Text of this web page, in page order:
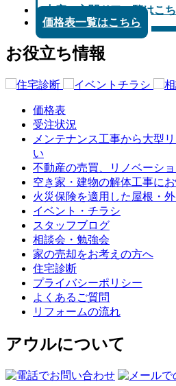
内窓・玄関ドア一覧はこ
価格表一覧はこちら
お役立ち情報
価格表
受注状況
メンテナンス工事から大型
い
不動産の売買、リノベーシ
空き家・建物の解体工事に
火災保険を適用した屋根・
イベント・チラシ
スタッフブログ
相談会・勉強会
家の売却をお考えの方へ
住宅診断
プライバシーポリシー
よくあるご質問
リフォームの流れ
アウルについて